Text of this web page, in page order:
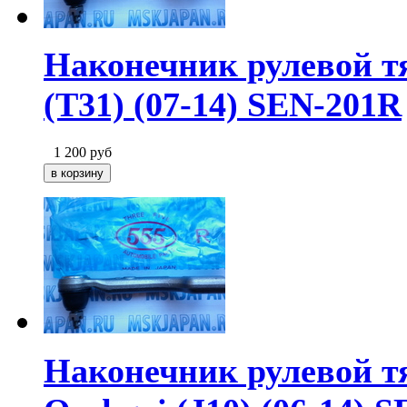
Наконечник рулевой
(T31) (07-14) SEN-201R
1 200 руб
Наконечник рулевой